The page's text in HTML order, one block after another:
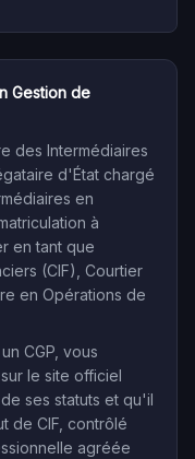
Gestion de
des Intermédiaires
d'État chargé
en
à
en tant que
(CIF), Courtier
en Opérations de
CGP, vous
le site officiel
ses statuts et qu'il
de CIF, contrôlé
agréée